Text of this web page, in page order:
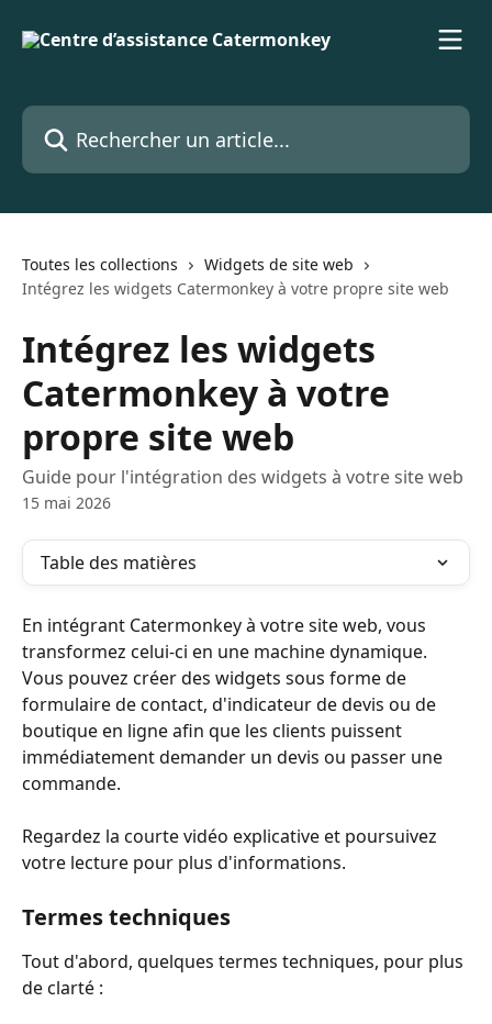
Rechercher un article...
Toutes les collections
Widgets de site web
Intégrez les widgets Catermonkey à votre propre site web
Intégrez les widgets
Catermonkey à votre
propre site web
Guide pour l'intégration des widgets à votre site web
15 mai 2026
Table des matières
En intégrant Catermonkey à votre site web, vous
transformez celui-ci en une machine dynamique.
Vous pouvez créer des widgets sous forme de
formulaire de contact, d'indicateur de devis ou de
boutique en ligne afin que les clients puissent
immédiatement demander un devis ou passer une
commande.
Regardez la courte vidéo explicative et poursuivez
votre lecture pour plus d'informations.
Termes techniques
Tout d'abord, quelques termes techniques, pour plus
de clarté :